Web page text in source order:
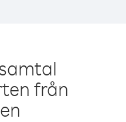
från